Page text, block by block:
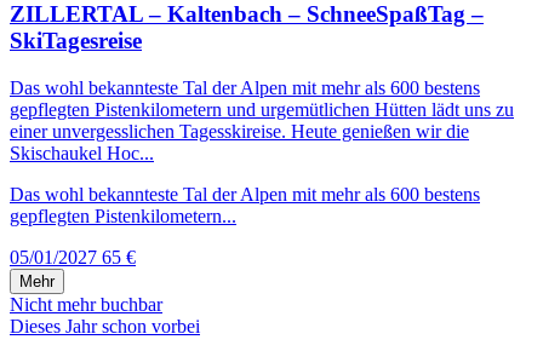
ZILLERTAL – Kaltenbach – SchneeSpaßTag –
SkiTagesreise
Das wohl bekannteste Tal der Alpen mit mehr als 600 bestens
gepflegten Pistenkilometern und urgemütlichen Hütten lädt uns zu
einer unvergesslichen Tagesskireise. Heute genießen wir die
Skischaukel Hoc...
Das wohl bekannteste Tal der Alpen mit mehr als 600 bestens
gepflegten Pistenkilometern...
05/01/2027 65 €
Mehr
Nicht mehr buchbar
Dieses Jahr schon vorbei